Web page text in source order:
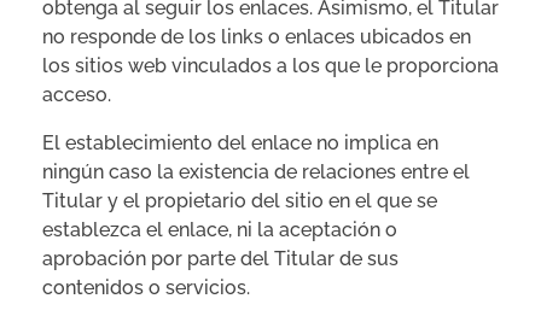
obtenga al seguir los enlaces. Asimismo, el Titular
no responde de los links o enlaces ubicados en
los sitios web vinculados a los que le proporciona
acceso.
El establecimiento del enlace no implica en
ningún caso la existencia de relaciones entre el
Titular y el propietario del sitio en el que se
establezca el enlace, ni la aceptación o
aprobación por parte del Titular de sus
contenidos o servicios.